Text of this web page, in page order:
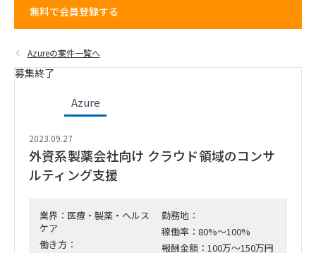
無料で会員登録する
Azureの案件一覧へ
募集終了
Azure
2023.09.27
外資系製薬会社向け クラウド領域のコンサ
ルティング支援
業界：医療・製薬・ヘルス
ケア
働き方：
勤務地：
稼働率：80%～100%
報酬金額：100万～150万円